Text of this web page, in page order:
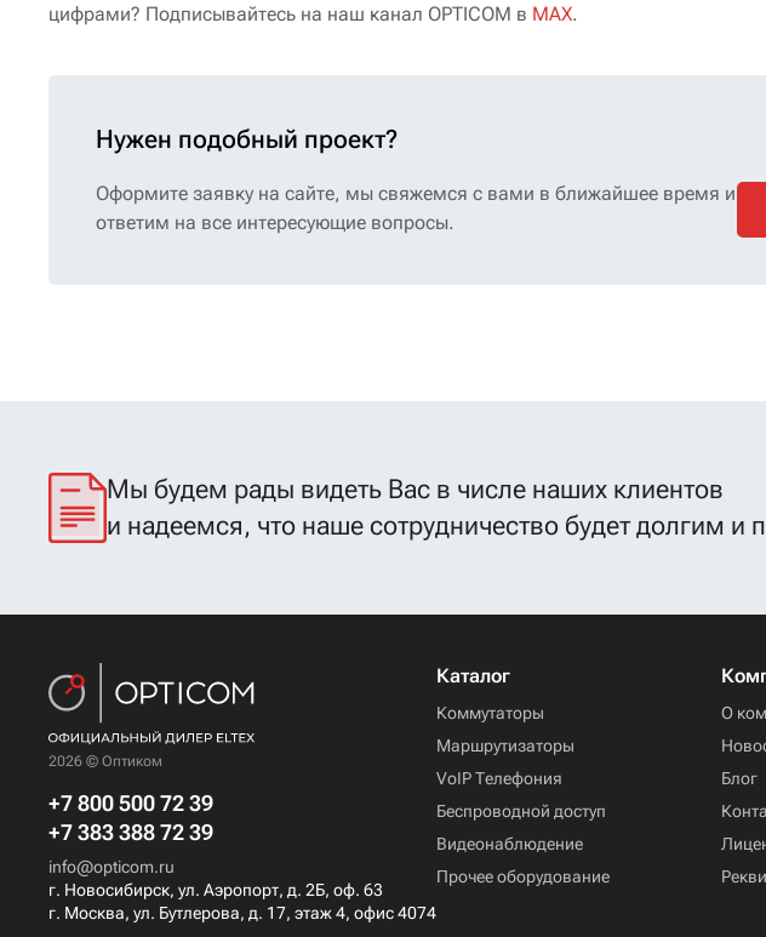
цифрами? Подписывайтесь на наш канал OPTICOM в MAX.
Нужен подобный проект?
Оформите заявку на сайте, мы свяжемся с вами в ближайшее время и
ответим на все интересующие вопросы.
Мы будем рады видеть Вас в числе наших клиентов
и надеемся, что наше сотрудничество будет долгим и
2026 © Оптиком
+7 800 500 72 39
+7 383 388 72 39
info@opticom.ru
г. Новосибирск, ул. Аэропорт, д. 2Б, оф. 63
г. Москва, ул. Бутлерова, д. 17, этаж 4, офис 4074
Каталог
Коммутаторы
Маршрутизаторы
VoIP Телефония
Беспроводной доступ
Видеонаблюдение
Прочее оборудование
О
Блог